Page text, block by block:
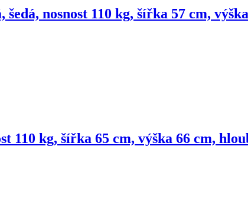
šedá, nosnost 110 kg, šířka 57 cm,
110 kg, šířka 65 cm, výška 66 cm,